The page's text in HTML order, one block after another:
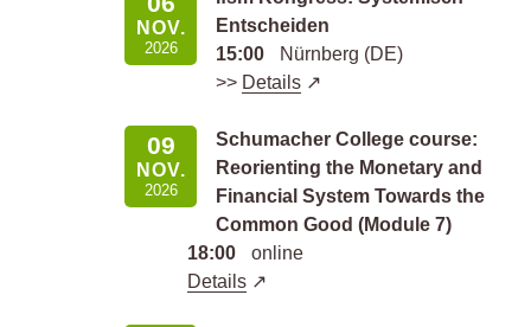
NOV.
2026
Entscheiden
15:00
Nürnberg (DE)
>> Details
09
NOV.
2026
Schumacher College course:
Reorienting the Monetary and
Financial System Towards the
Common Good (Module 7)
18:00
online
Details